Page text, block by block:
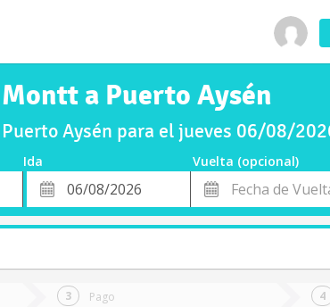
a Puerto Aysén
Aysén para el jueves 06/08/
Ida
Vuelta (opcional)
Fecha
de
Fecha
de
Vuelta
Pago